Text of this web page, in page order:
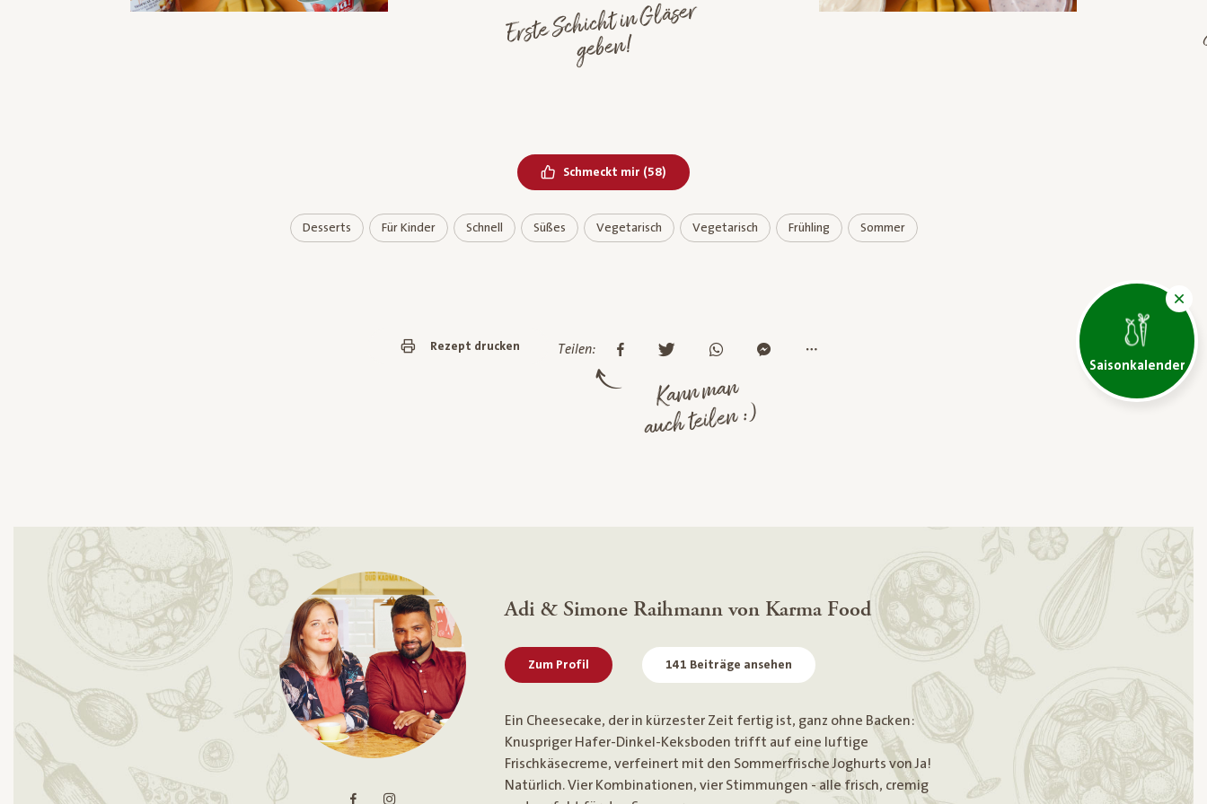
Saisonkalender
Erste Schicht in Gläser
geben!
Schmeckt mir Bereits geliked
(58)
Desserts Für Kinder Schnell Süßes Vegetarisch Vegetarisch Frühling Sommer
Rezept drucken Teilen:
Kann man
auch teilen :)
Adi & Simone Raihmann von Karma Food
Zum Profil 141 Beiträge ansehen
Ein Cheesecake, der in kürzester Zeit fertig ist, ganz ohne Backen:
Knuspriger Hafer-Dinkel-Keksboden trifft auf eine luftige
Frischkäsecreme, verfeinert mit den Sommerfrische Joghurts von Ja!
Natürlich. Vier Kombinationen, vier Stimmungen - alle frisch, cremig